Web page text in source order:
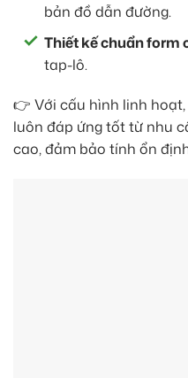
bản đồ dẫn đường.
Thiết kế chuẩn form
tap-lô.
👉 Với cấu hình linh
luôn đáp ứng tốt từ nhu
cao, đảm bảo tính ổn